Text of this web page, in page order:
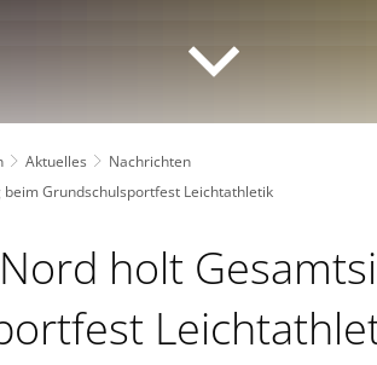
Aktuelles
Nachrichten
Grundschulsportfest Leichtathletik
holt